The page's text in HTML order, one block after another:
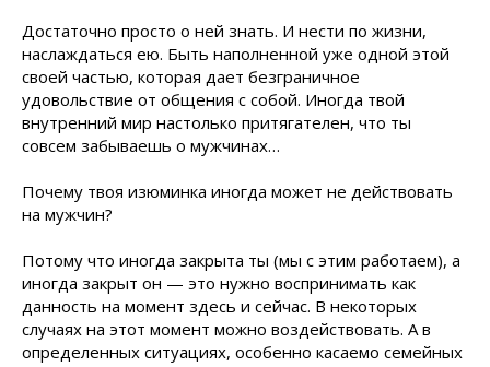
Достаточно просто о ней знать. И нести по жизни,
наслаждаться ею. Быть наполненной уже одной этой
своей частью, которая дает безграничное
удовольствие от общения с собой. Иногда твой
внутренний мир настолько притягателен, что ты
совсем забываешь о мужчинах…
Почему твоя изюминка иногда может не действовать
на мужчин?
Потому что иногда закрыта ты (мы с этим работаем), а
иногда закрыт он — это нужно воспринимать как
данность на момент здесь и сейчас. В некоторых
случаях на этот момент можно воздействовать. А в
определенных ситуациях, особенно касаемо семейных